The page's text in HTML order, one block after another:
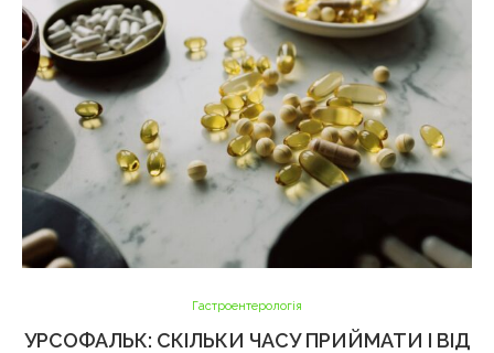
Гастроентерологія
УРСОФАЛЬК: СКІЛЬКИ ЧАСУ ПРИЙМАТИ І ВІД